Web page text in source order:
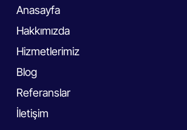
Anasayfa
Hakkımızda
Hizmetlerimiz
Blog
Referanslar
İletişim